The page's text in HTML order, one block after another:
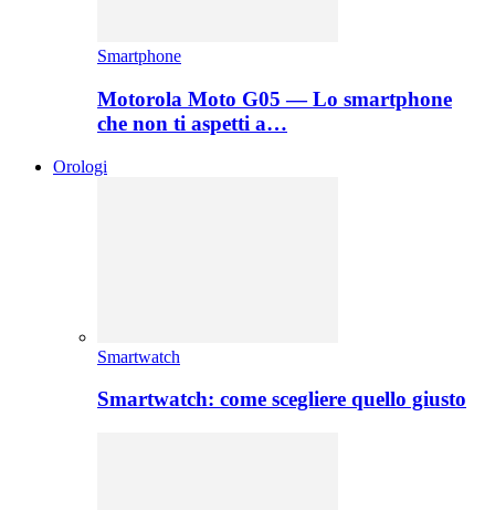
Smartphone
Motorola Moto G05 — Lo smartphone
che non ti aspetti a…
Orologi
Smartwatch
Smartwatch: come scegliere quello giusto